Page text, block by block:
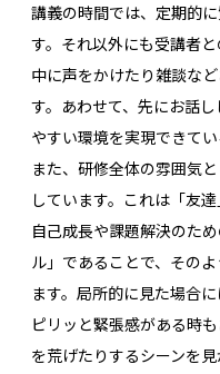
講義の時間では、定期的
す。それ以外にも受講者
中に声をかけたり雑談な
す。あわせて、先にお話
やすい環境を実現できてい
また、研修全体の雰囲気
しています。これは「友
自己成長や課題解決のた
ル」であることで、その
ます。局所的に見た場合
ピリッと緊張感がある時
を荒げたりするシーンを